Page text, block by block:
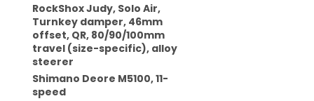
RockShox Judy, Solo Air,
Turnkey damper, 46mm
offset, QR, 80/90/100mm
travel (size-specific), alloy
steerer
Shimano Deore M5100, 11-
speed